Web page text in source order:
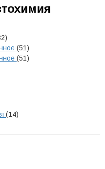
(51)
(51)
(14)